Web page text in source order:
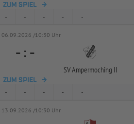
ZUM SPIEL
- - - - -
06.09.2026 /10:30 Uhr
- : -
SV Ampermoching II
ZUM SPIEL
- - - - -
13.09.2026 /10:30 Uhr